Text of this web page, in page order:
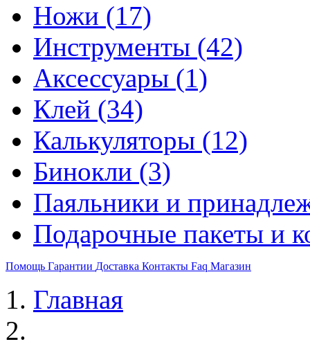
Ножи (17)
Инструменты (42)
Аксессуары (1)
Клей (34)
Калькуляторы (12)
Бинокли (3)
Паяльники и
Подарочные пакеты и
Помощь Гарантии Доставка Контакты Faq Магазин
Главная